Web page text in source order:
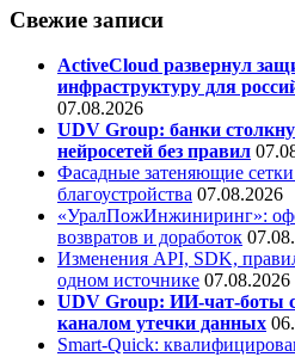
Свежие записи
ActiveCloud развернул
инфраструктуру для
07.08.2026
UDV Group: банки
нейросетей без правил
Фасадные затеняющие сетки
благоустройства 07.08.2026
«УралПожИнжиниринг»:
возвратов и доработок
Изменения API, SDK,
одном источнике 07.08.2026
UDV Group: ИИ-чат-боты
каналом утечки данных
Smart-Quick: